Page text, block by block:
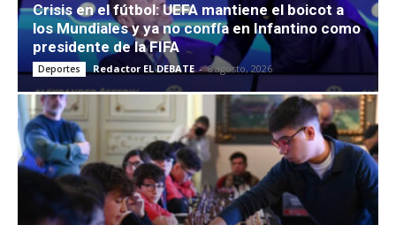
Crisis en el fútbol: UEFA mantiene el boicot a
los Mundiales y ya no confía en Infantino como
presidente de la FIFA
Deportes Redactor EL DEBATE - 6 agosto, 2026